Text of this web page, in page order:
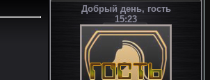
Добрый день, гость
15:23